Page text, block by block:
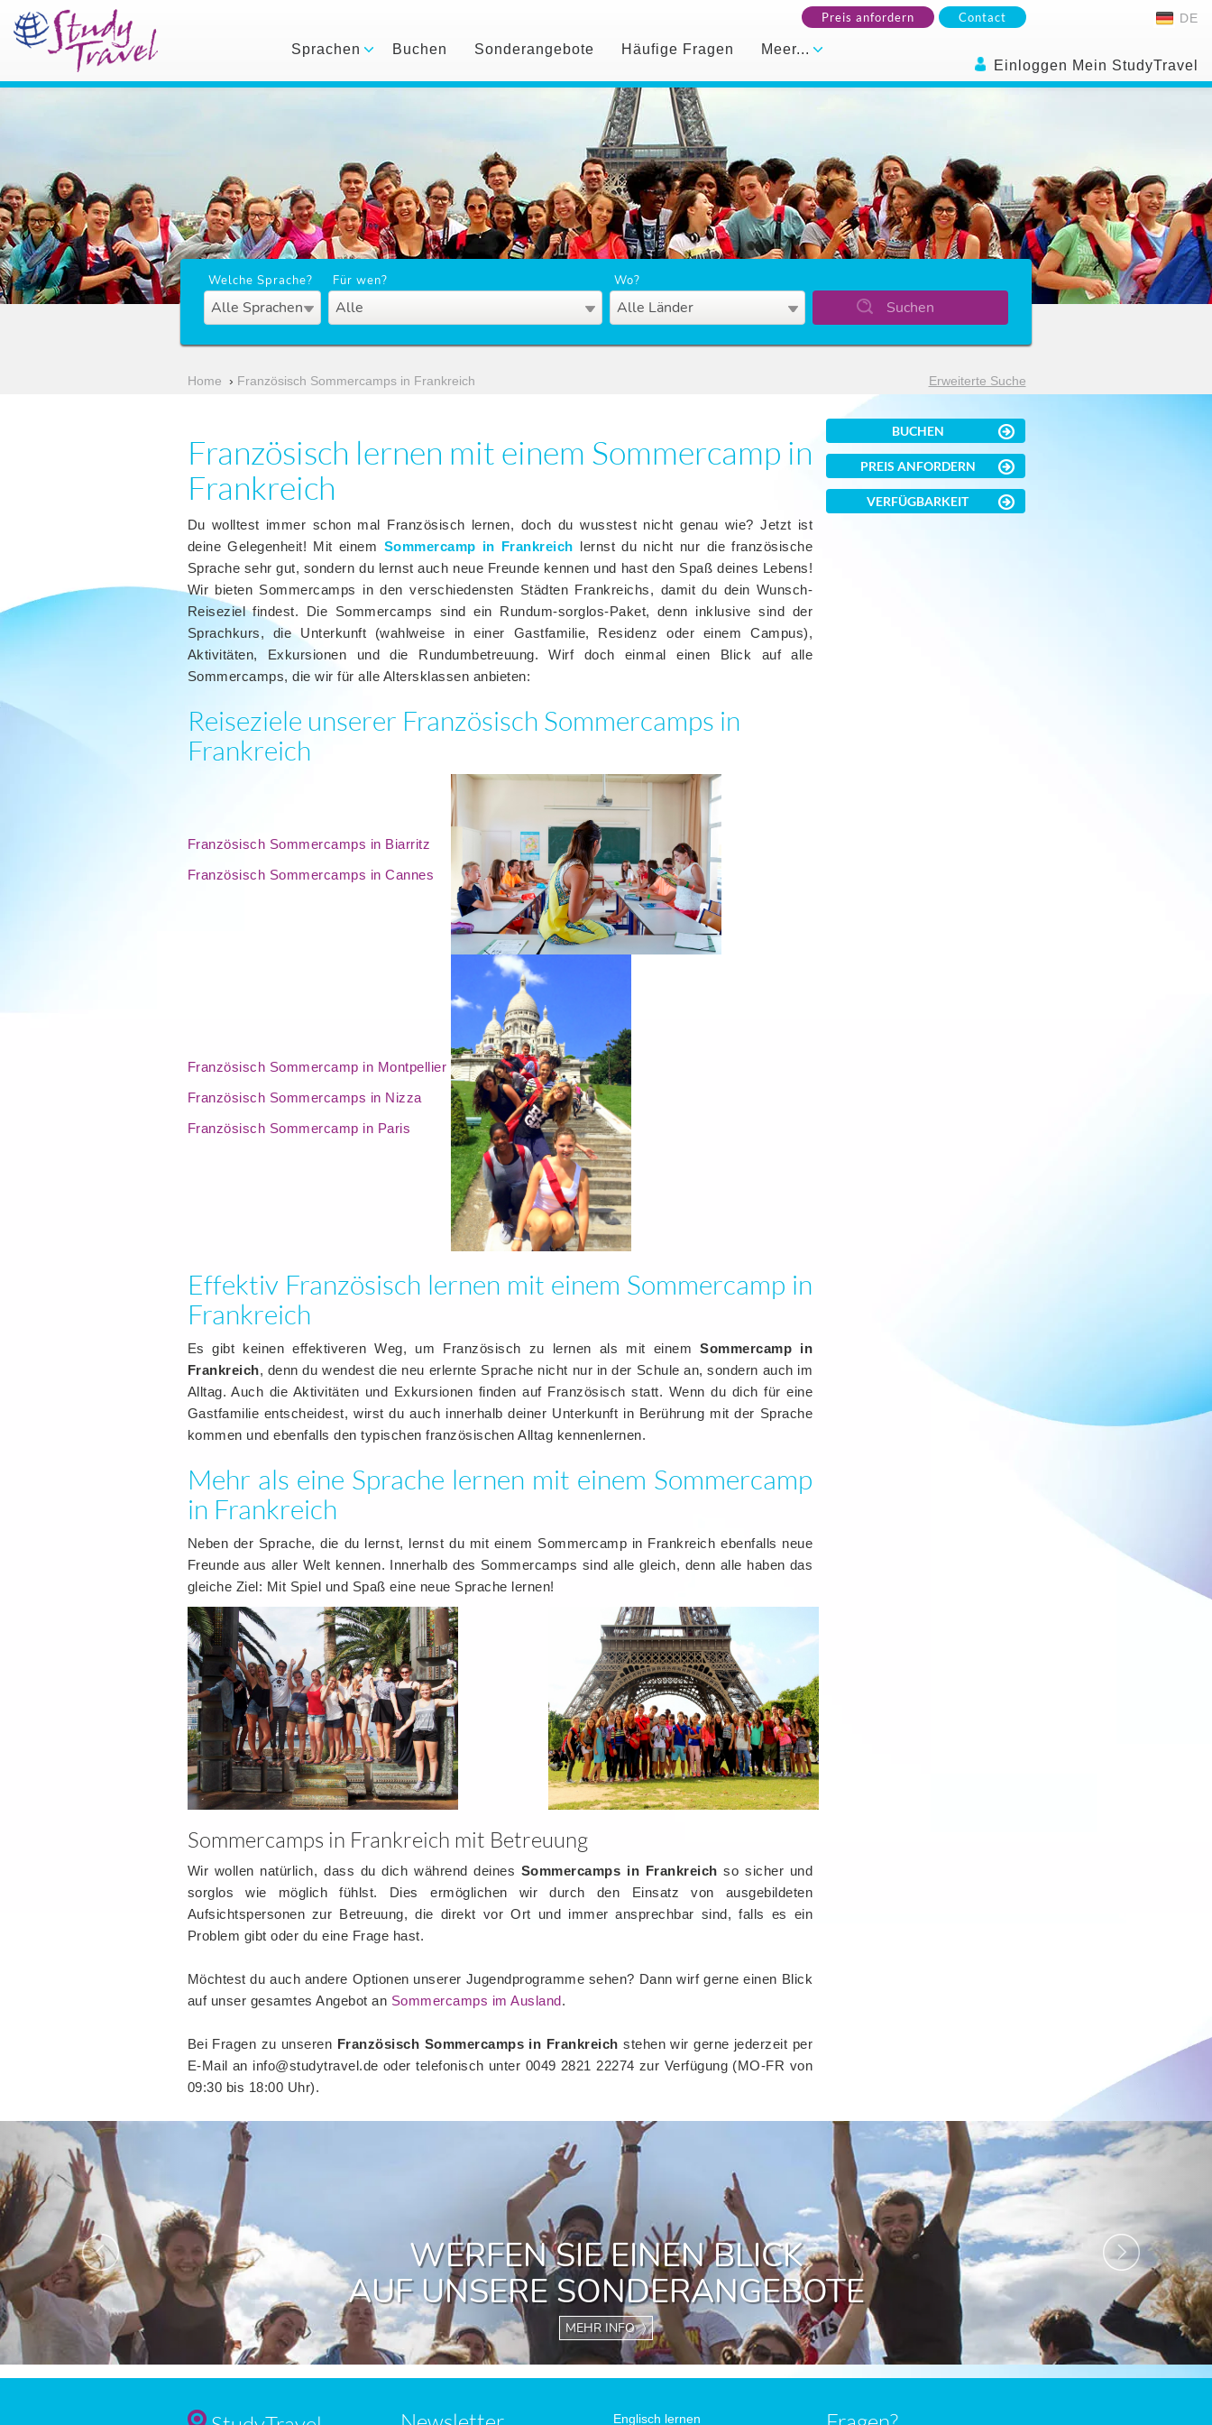
Preis anfordern Contact DE
Einloggen Mein StudyTravel
Sprachen Buchen Sonderangebote Häufige Fragen Meer...
Welche Sprache?
Alle Sprachen
Für wen?
Alle
Wo?
Alle Länder Suchen
Home › Französisch Sommercamps in Frankreich Erweiterte Suche
Französisch lernen mit einem Sommercamp in
Frankreich
Du wolltest immer schon mal Französisch lernen, doch du wusstest nicht genau wie? Jetzt ist
deine Gelegenheit! Mit einem Sommercamp in Frankreich lernst du nicht nur die französische
Sprache sehr gut, sondern du lernst auch neue Freunde kennen und hast den Spaß deines Lebens!
Wir bieten Sommercamps in den verschiedensten Städten Frankreichs, damit du dein Wunsch-
Reiseziel findest. Die Sommercamps sind ein Rundum-sorglos-Paket, denn inklusive sind der
Sprachkurs, die Unterkunft (wahlweise in einer Gastfamilie, Residenz oder einem Campus),
Aktivitäten, Exkursionen und die Rundumbetreuung. Wirf doch einmal einen Blick auf alle
Sommercamps, die wir für alle Altersklassen anbieten:
Reiseziele unserer Französisch Sommercamps in
Frankreich
Französisch Sommercamps in Biarritz
Französisch Sommercamps in Cannes
Französisch Sommercamp in Montpellier
Französisch Sommercamps in Nizza
Französisch Sommercamp in Paris
Effektiv Französisch lernen mit einem Sommercamp in
Frankreich
Es gibt keinen effektiveren Weg, um Französisch zu lernen als mit einemSommercamp in
Frankreich, denn du wendest die neu erlernte Sprache nicht nur in der Schule an, sondern auch im
Alltag. Auch die Aktivitäten und Exkursionen finden auf Französisch statt. Wenn du dich für eine
Gastfamilie entscheidest, wirst du auch innerhalb deiner Unterkunft in Berührung mit der Sprache
kommen und ebenfalls den typischen französischen Alltag kennenlernen.
Mehr als eine Sprache lernen mit einem Sommercamp
in Frankreich
Neben der Sprache, die du lernst, lernst du mit einem Sommercamp in Frankreich ebenfalls neue
Freunde aus aller Welt kennen. Innerhalb des Sommercamps sind alle gleich, denn alle haben das
gleiche Ziel: Mit Spiel und Spaß eine neue Sprache lernen!
Sommercamps in Frankreich mit Betreuung
Wir wollen natürlich, dass du dich während deines Sommercamps in Frankreich so sicher und
sorglos wie möglich fühlst. Dies ermöglichen wir durch den Einsatz von ausgebildeten
Aufsichtspersonen zur Betreuung, die direkt vor Ort und immer ansprechbar sind, falls es ein
Problem gibt oder du eine Frage hast.
Möchtest du auch andere Optionen unserer Jugendprogramme sehen? Dann wirf gerne einen Blick
auf unser gesamtes Angebot an Sommercamps im Ausland.
Bei Fragen zu unseren Französisch Sommercamps in Frankreich stehen wir gerne jederzeit per
E-Mail an info@studytravel.de oder telefonisch unter 0049 2821 22274 zur Verfügung (MO-FR von
09:30 bis 18:00 Uhr).
BUCHEN
PREIS ANFORDERN
VERFÜGBARKEIT
SPRACHKURSE FÜR
JUGENDLICHE
MEHR INFO 〉
Previous Next
Englisch lernen